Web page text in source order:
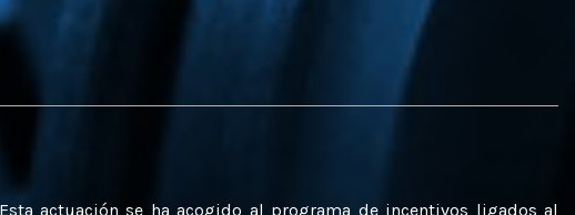
actuación se ha acogido al programa de incentivos ligados al